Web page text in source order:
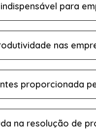
para
nas
proporcionada
na resolução de